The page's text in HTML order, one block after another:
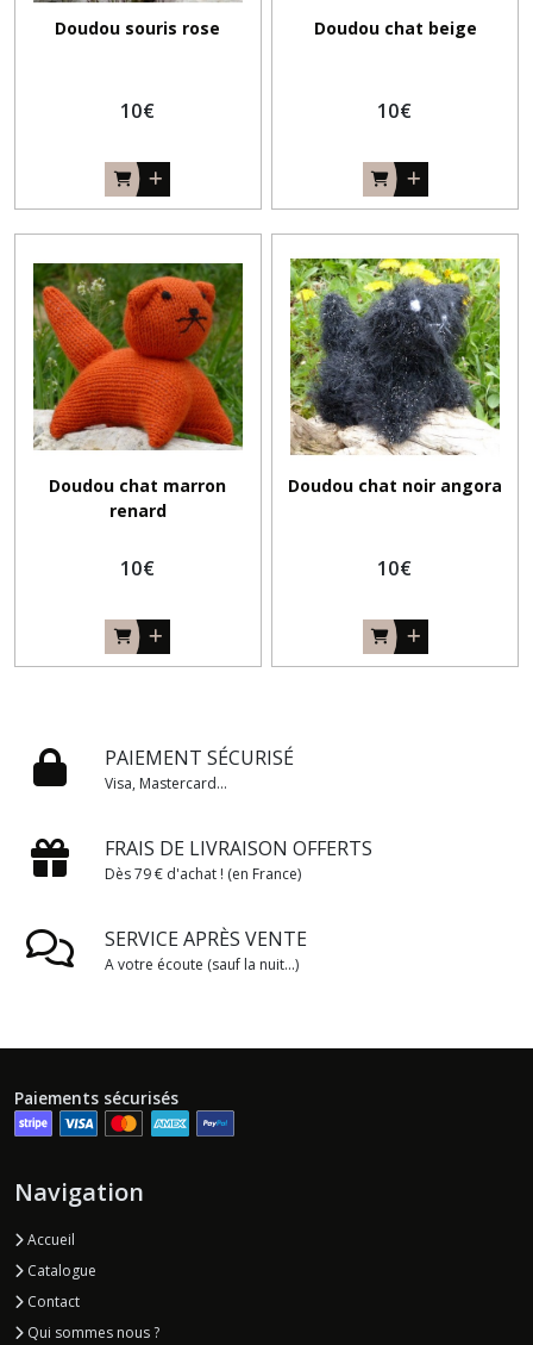
Doudou souris rose
10€
Doudou chat beige
10€
Doudou chat marron
renard
10€
Doudou chat noir angora
10€
PAIEMENT SÉCURISÉ
Visa, Mastercard...
FRAIS DE LIVRAISON OFFERTS
Dès 79 € d'achat ! (en France)
SERVICE APRÈS VENTE
A votre écoute (sauf la nuit...)
Paiements sécurisés
Navigation
Accueil
Catalogue
Contact
Qui sommes nous ?